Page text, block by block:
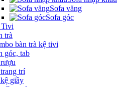
Sofa văng
Sofa góc
trà
bàn trà kệ tivi
góc, tab
trí
giầy